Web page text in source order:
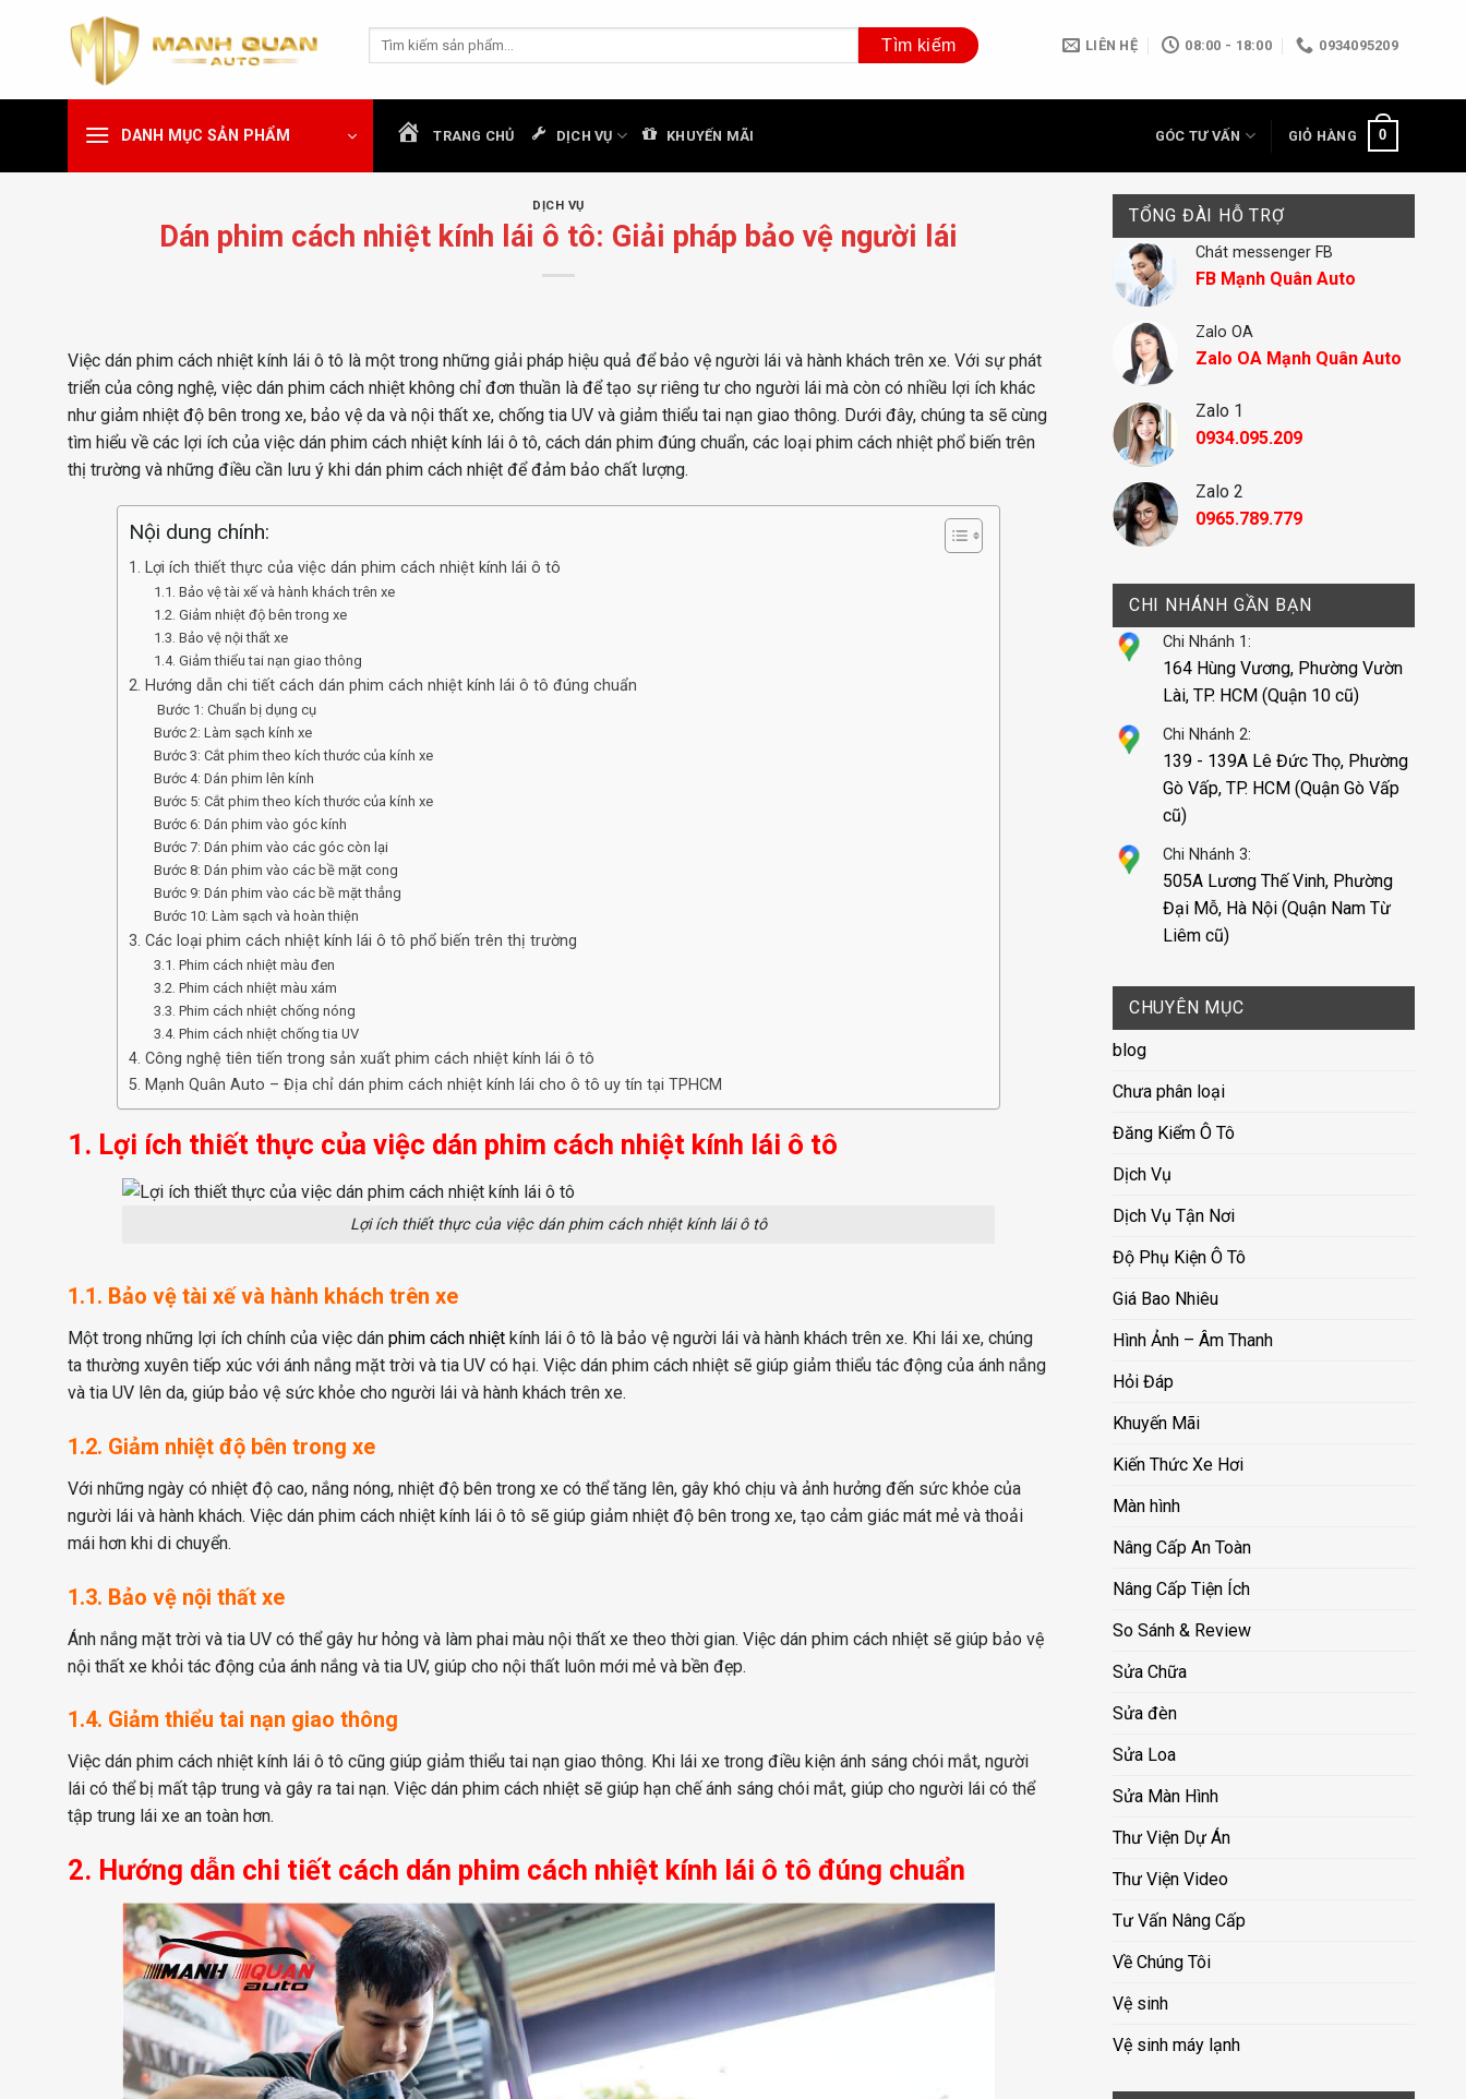
dung
Tìm
LIÊN HỆ 08:00 - 18:00 0934095209
DANH MỤC SẢN PHẨM TRANG CHỦ DỊCH VỤ KHUYẾN MÃI GÓC TƯ VẤN GIỎ HÀNG 0
DỊCH VỤ
Dán phim cách nhiệt kính lái ô tô: Giải pháp bảo vệ người lái
Việc dán phim cách nhiệt kính lái ô tô là một trong những giải pháp hiệu quả để bảo vệ người lái và hành khách trên xe. Với sự phát
triển của công nghệ, việc dán phim cách nhiệt không chỉ đơn thuần là để tạo sự riêng tư cho người lái mà còn có nhiều lợi ích khác
như giảm nhiệt độ bên trong xe, bảo vệ da và nội thất xe, chống tia UV và giảm thiểu tai nạn giao thông. Dưới đây, chúng ta sẽ cùng
tìm hiểu về các lợi ích của việc dán phim cách nhiệt kính lái ô tô, cách dán phim đúng chuẩn, các loại phim cách nhiệt phổ biến trên
thị trường và những điều cần lưu ý khi dán phim cách nhiệt để đảm bảo chất lượng.
Nội dung chính:
1. Lợi ích thiết thực của việc dán phim cách nhiệt kính lái ô tô
1.1. Bảo vệ tài xế và hành khách trên xe
1.2. Giảm nhiệt độ bên trong xe
1.3. Bảo vệ nội thất xe
1.4. Giảm thiểu tai nạn giao thông
2. Hướng dẫn chi tiết cách dán phim cách nhiệt kính lái ô tô đúng chuẩn
Bước 1: Chuẩn bị dụng cụ
Bước 2: Làm sạch kính xe
Bước 3: Cắt phim theo kích thước của kính xe
Bước 4: Dán phim lên kính
Bước 5: Cắt phim theo kích thước của kính xe
Bước 6: Dán phim vào góc kính
Bước 7: Dán phim vào các góc còn lại
Bước 8: Dán phim vào các bề mặt cong
Bước 9: Dán phim vào các bề mặt thẳng
Bước 10: Làm sạch và hoàn thiện
3. Các loại phim cách nhiệt kính lái ô tô phổ biến trên thị trường
3.1. Phim cách nhiệt màu đen
3.2. Phim cách nhiệt màu xám
3.3. Phim cách nhiệt chống nóng
3.4. Phim cách nhiệt chống tia UV
4. Công nghệ tiên tiến trong sản xuất phim cách nhiệt kính lái ô tô
5. Mạnh Quân Auto – Địa chỉ dán phim cách nhiệt kính lái cho ô tô uy tín tại TPHCM
1. Lợi ích thiết thực của việc dán phim cách nhiệt kính lái ô tô
Lợi ích thiết thực của việc dán phim cách nhiệt kính lái ô tô
1.1. Bảo vệ tài xế và hành khách trên xe
Một trong những lợi ích chính của việc dán phim cách nhiệt kính lái ô tô là bảo vệ người lái và hành khách trên xe. Khi lái xe, chúng
ta thường xuyên tiếp xúc với ánh nắng mặt trời và tia UV có hại. Việc dán phim cách nhiệt sẽ giúp giảm thiểu tác động của ánh nắng
và tia UV lên da, giúp bảo vệ sức khỏe cho người lái và hành khách trên xe.
1.2. Giảm nhiệt độ bên trong xe
Với những ngày có nhiệt độ cao, nắng nóng, nhiệt độ bên trong xe có thể tăng lên, gây khó chịu và ảnh hưởng đến sức khỏe của
người lái và hành khách. Việc dán phim cách nhiệt kính lái ô tô sẽ giúp giảm nhiệt độ bên trong xe, tạo cảm giác mát mẻ và thoải
mái hơn khi di chuyển.
1.3. Bảo vệ nội thất xe
Ánh nắng mặt trời và tia UV có thể gây hư hỏng và làm phai màu nội thất xe theo thời gian. Việc dán phim cách nhiệt sẽ giúp bảo vệ
nội thất xe khỏi tác động của ánh nắng và tia UV, giúp cho nội thất luôn mới mẻ và bền đẹp.
1.4. Giảm thiểu tai nạn giao thông
Việc dán phim cách nhiệt kính lái ô tô cũng giúp giảm thiểu tai nạn giao thông. Khi lái xe trong điều kiện ánh sáng chói mắt, người
lái có thể bị mất tập trung và gây ra tai nạn. Việc dán phim cách nhiệt sẽ giúp hạn chế ánh sáng chói mắt, giúp cho người lái có thể
tập trung lái xe an toàn hơn.
2. Hướng dẫn chi tiết cách dán phim cách nhiệt kính lái ô tô đúng chuẩn
TỔNG ĐÀI HỖ TRỢ
Chát messenger FB
FB Mạnh Quân Auto
Zalo OA
Zalo OA Mạnh Quân Auto
Zalo 1
0934.095.209
Zalo 2
0965.789.779
CHI NHÁNH GẦN BẠN
Chi Nhánh 1:
164 Hùng Vương, Phường Vườn
Lài, TP. HCM (Quận 10 cũ)
Chi Nhánh 2:
139 - 139A Lê Đức Thọ, Phường
Gò Vấp, TP. HCM (Quận Gò Vấp
cũ)
Chi Nhánh 3:
505A Lương Thế Vinh, Phường
Đại Mỗ, Hà Nội (Quận Nam Từ
Liêm cũ)
CHUYÊN MỤC
blog
Chưa phân loại
Đăng Kiểm Ô Tô
Dịch Vụ
Dịch Vụ Tận Nơi
Độ Phụ Kiện Ô Tô
Giá Bao Nhiêu
Hình Ảnh – Âm Thanh
Hỏi Đáp
Khuyến Mãi
Kiến Thức Xe Hơi
Màn hình
Nâng Cấp An Toàn
Nâng Cấp Tiện Ích
So Sánh & Review
Sửa Chữa
Sửa đèn
Sửa Loa
Sửa Màn Hình
Thư Viện Dự Án
Thư Viện Video
Tư Vấn Nâng Cấp
Về Chúng Tôi
Vệ sinh
Vệ sinh máy lạnh